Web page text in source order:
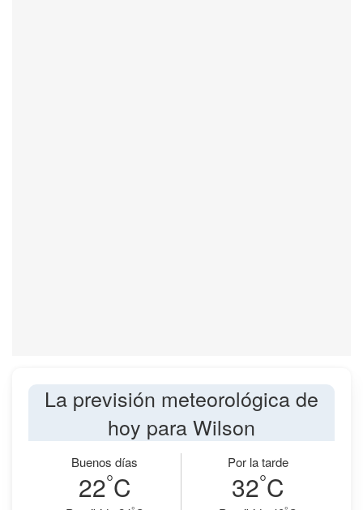
La previsión meteorológica de
hoy para Wilson
Buenos días
22°C
Por la tarde
32°C